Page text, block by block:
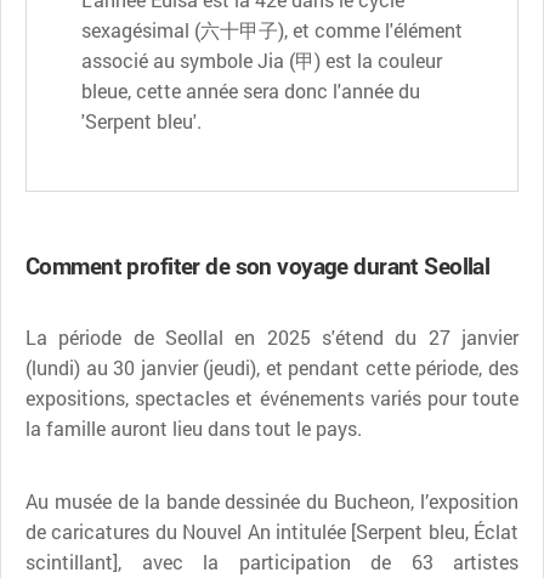
sexagésimal (六十甲子), et comme l'élément
associé au symbole Jia (甲) est la couleur
bleue, cette année sera donc l'année du
'Serpent bleu'.
Comment profiter de son voyage durant Seollal
La période de Seollal en 2025 s'étend du 27 janvier
(lundi) au 30 janvier (jeudi), et pendant cette période, des
expositions, spectacles et événements variés pour toute
la famille auront lieu dans tout le pays.
Au musée de la bande dessinée du Bucheon, l’exposition
de caricatures du Nouvel An intitulée [Serpent bleu, Éclat
scintillant], avec la participation de 63 artistes